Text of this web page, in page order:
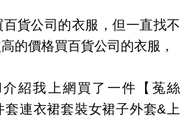
貨公司的衣服，但一直找不
的價格買百貨公司的衣服，
紹我上網買了一件【菟絲
套連衣裙套裝女裙子外套&上